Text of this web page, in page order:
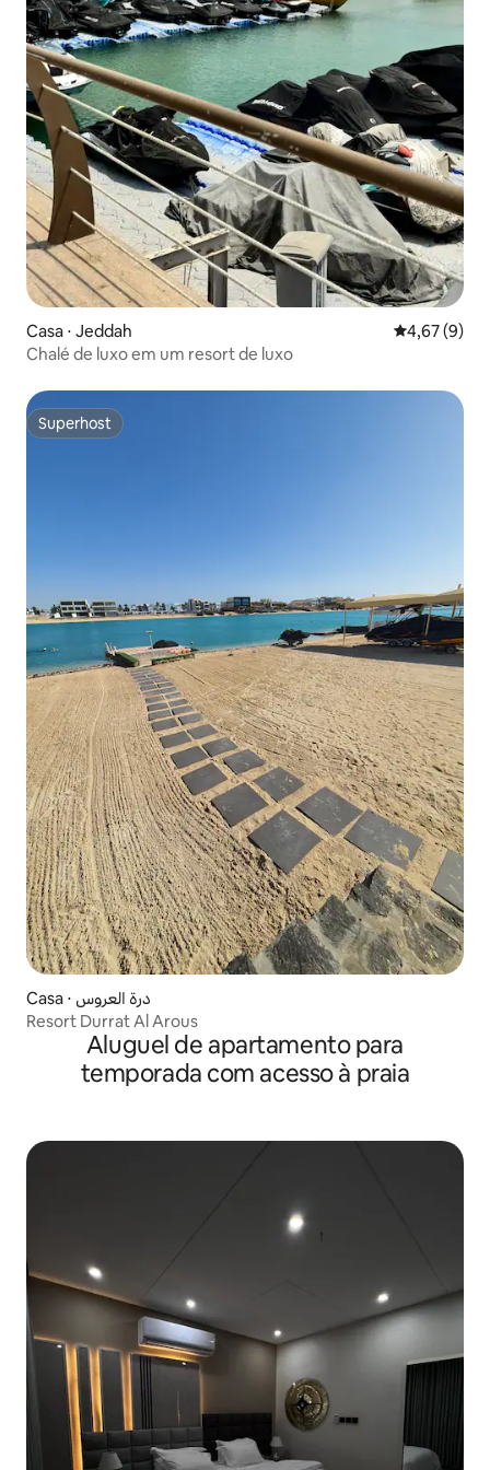
Casa ⋅ Jeddah 4,67 de uma
4,67 (9)
Chalé de luxo em um resort de luxo
Superhost
Superhost
Casa ⋅ درة العروس
Resort Durrat Al Arous
Aluguel de apartamento para
temporada com acesso à praia